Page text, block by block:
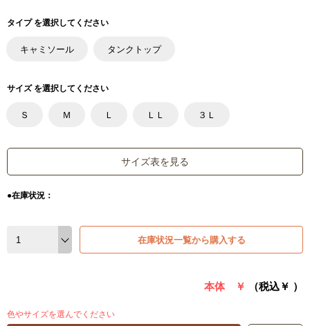
タイプ を選択してください
キャミソール タンクトップ
サイズ を選択してください
Ｓ Ｍ Ｌ ＬＬ ３Ｌ
サイズ表を見る
●在庫状況：
在庫状況一覧から購入する
本体 ￥ （税込￥ ）
色やサイズを選んでください